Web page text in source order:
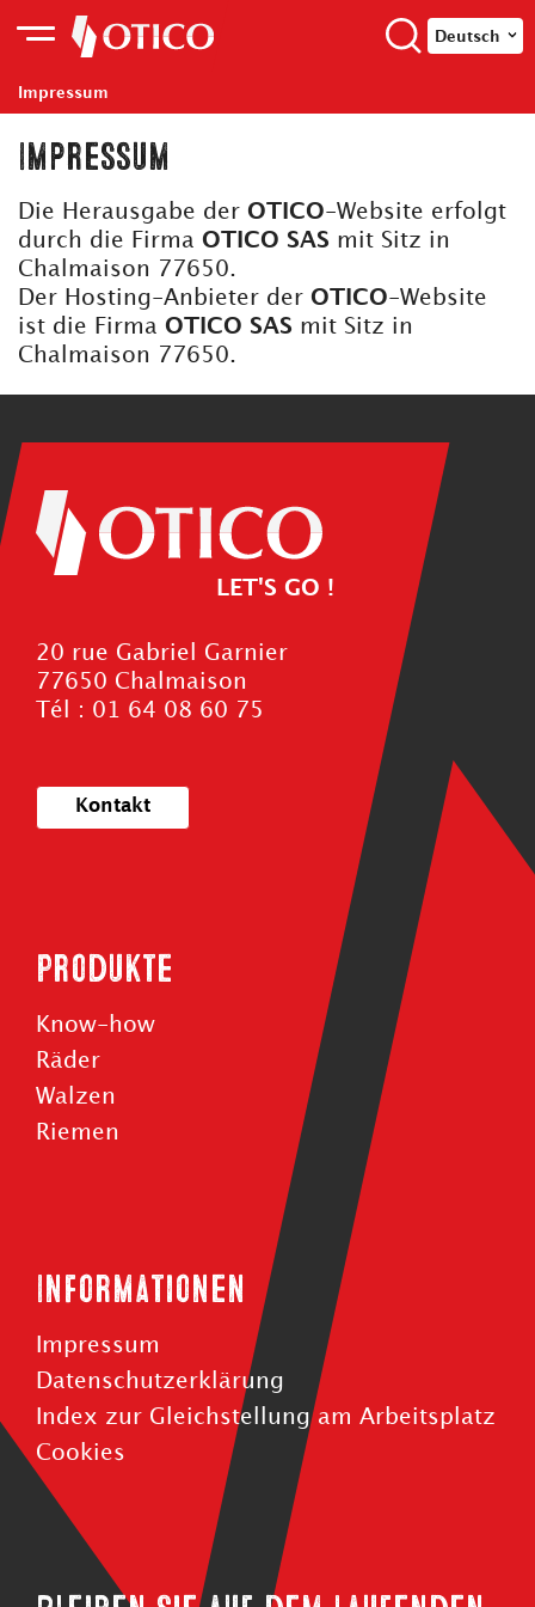
Deutsch
Impressum
Impressum
Die Herausgabe der OTICO-Website erfolgt
durch die Firma OTICO SAS mit Sitz in
Chalmaison 77650.
Der Hosting-Anbieter der OTICO-Website
ist die Firma OTICO SAS mit Sitz in
Chalmaison 77650.
LET'S GO !
20 rue Gabriel Garnier
77650 Chalmaison
Tél : 01 64 08 60 75
Kontakt
Produkte
Know-how
Räder
Walzen
Riemen
Informationen
Impressum
Datenschutzerklärung
Index zur Gleichstellung am Arbeitsplatz
Cookies